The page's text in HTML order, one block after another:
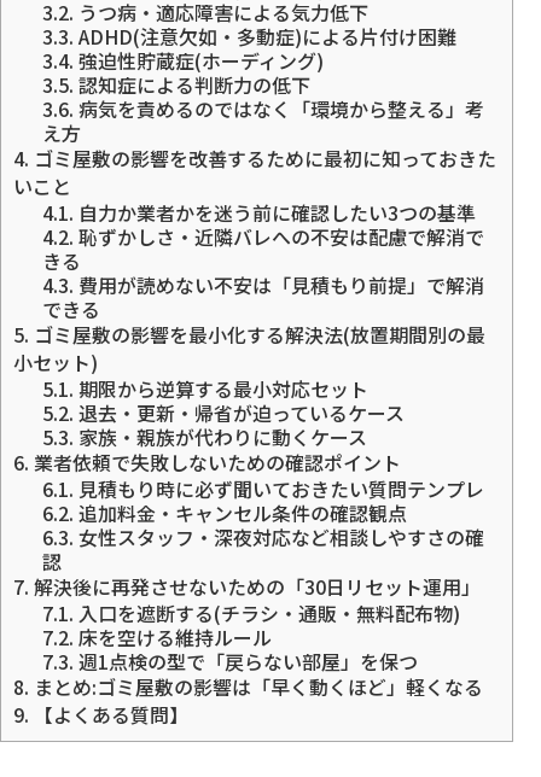
3.2. うつ病・適応障害による気力低下
3.3. ADHD(注意欠如・多動症)による片付け困難
3.4. 強迫性貯蔵症(ホーディング)
3.5. 認知症による判断力の低下
3.6. 病気を責めるのではなく「環境から整える」考
え方
4. ゴミ屋敷の影響を改善するために最初に知っておきた
いこと
4.1. 自力か業者かを迷う前に確認したい3つの基準
4.2. 恥ずかしさ・近隣バレへの不安は配慮で解消で
きる
4.3. 費用が読めない不安は「見積もり前提」で解消
できる
5. ゴミ屋敷の影響を最小化する解決法(放置期間別の最
小セット)
5.1. 期限から逆算する最小対応セット
5.2. 退去・更新・帰省が迫っているケース
5.3. 家族・親族が代わりに動くケース
6. 業者依頼で失敗しないための確認ポイント
6.1. 見積もり時に必ず聞いておきたい質問テンプレ
6.2. 追加料金・キャンセル条件の確認観点
6.3. 女性スタッフ・深夜対応など相談しやすさの確
認
7. 解決後に再発させないための「30日リセット運用」
7.1. 入口を遮断する(チラシ・通販・無料配布物)
7.2. 床を空ける維持ルール
7.3. 週1点検の型で「戻らない部屋」を保つ
8. まとめ:ゴミ屋敷の影響は「早く動くほど」軽くなる
9. 【よくある質問】